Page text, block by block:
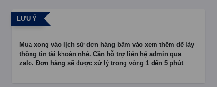
LƯU Ý
Mua xong vào lịch sử đơn hàng bấm vào xem thêm để láy
thông tin tài khoản nhé. Cần hỗ trợ liên hệ admin qua
zalo. Đơn hàng sẽ được xử lý trong vòng 1 đến 5 phút